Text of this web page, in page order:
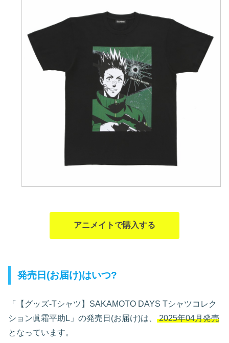
アニメイトで購入する
発売日(お届け)はいつ?
「【グッズ-Tシャツ】SAKAMOTO DAYS Tシャツコレク
ション眞霜平助L」の発売日(お届け)は、 2025年04月発売
となっています。